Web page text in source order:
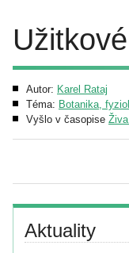
Autor: Karel Rataj
Téma: Botanika,
Vyšlo v časopise
Aktuality